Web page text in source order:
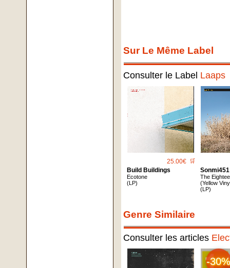
Sur Le Même Label
Consulter le Label Laaps
25.00€ 🛒
Build Buildings
Ecotone
(LP)
Sonmi451
The
(Yellow
(LP)
Genre Similaire
Consulter les articles
-30%